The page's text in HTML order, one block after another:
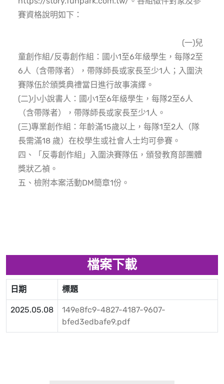
賽資格說明如下：
(一)兒
童創作組/反毒創作組：國小1至6年級學生，每隊2至
6人（含帶隊者），帶隊師長或家長至少1人；入圍決
賽隊伍於頒獎典禮當日進行故事演繹。
(二)小小說書人：國小1至6年級學生，每隊2至6人
（含帶隊者），帶隊師長或家長至少1人。
(三)專業創作組：年齡滿15歲以上，每隊1至2人（隊
長需滿18 歲）在校學生或社會人士均可參賽。
四、「反毒創作組」入圍決賽隊伍，頒發教育部團體
獎狀乙禎。
五、檢附本案活動DM簡章1份。
檔案下載
日期 標題
2025.05.08
149e8fc9-4827-4187-9607-
bfed3edbafe9.pdf